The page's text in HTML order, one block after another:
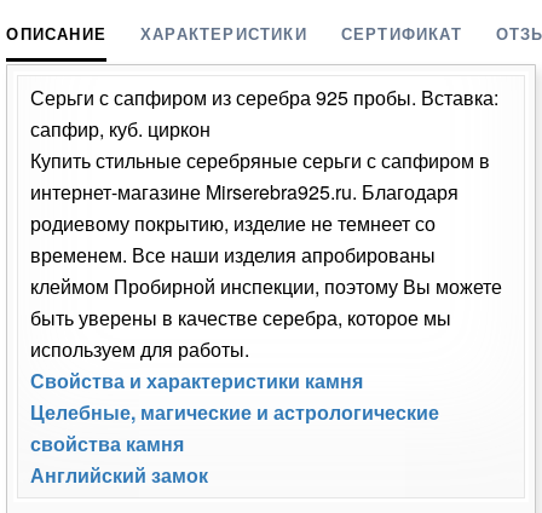
ОПИСАНИЕ ХАРАКТЕРИСТИКИ СЕРТИФИКАТ
Серьги с сапфиром из серебра 925 пробы. Вставка:
сапфир, куб. циркон
Купить стильные серебряные серьги с сапфиром в
интернет-магазине Mirserebra925.ru. Благодаря
родиевому покрытию, изделие не темнеет со
временем. Все наши изделия апробированы
клеймом Пробирной инспекции, поэтому Вы можете
быть уверены в качестве серебра, которое мы
используем для работы.
Свойства и характеристики камня
Целебные, магические и астрологические
свойства камня
Английский замок